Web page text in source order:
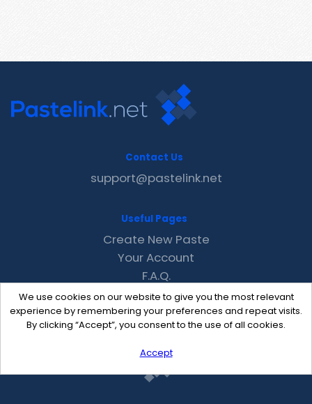
We use cookies on our website to give you the most relevant
experience by remembering your preferences and repeat visits.
By clicking “Accept”, you consent to the use of all cookies.
Accept
Contact Us
support@pastelink.net
Useful Pages
Create New Paste
Your Account
F.A.Q.
Recent
Contact